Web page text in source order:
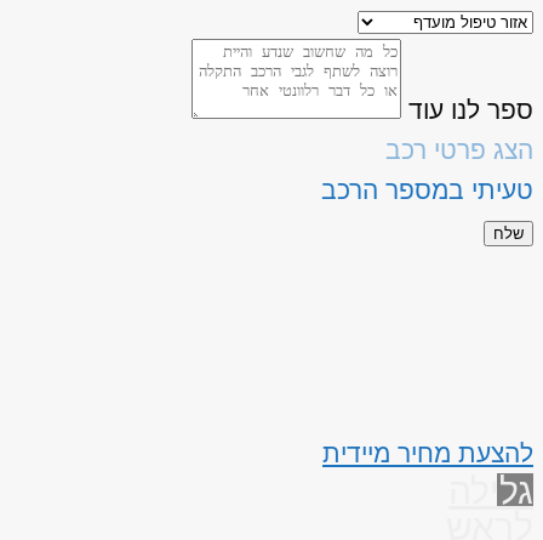
ספר לנו עוד
הצג פרטי רכב
טעיתי במספר הרכב
שלח
להצעת מחיר מיידית
גלילה